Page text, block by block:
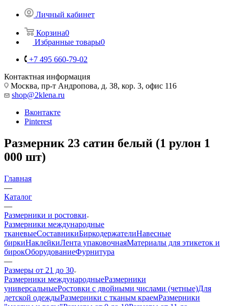
Личный кабинет
Корзина0
Избранные товары0
+7 495 660-79-02
Контактная информация
Москва, пр-т Андропова, д. 38, кор. 3, офис 116
shop@2klena.ru
Вконтакте
Pinterest
Размерник 23 сатин белый (1 рулон 1
000 шт)
Главная
—
Каталог
—
Размерники и ростовки
Размерники международные
тканевыеСоставникиБиркодержателиНавесные
биркиНаклейкиЛента упаковочнаяМатериалы для этикеток и
бирокОборудованиеФурнитура
—
Размеры от 21 до 30
Размерники международныеРазмерники
универсальныеРостовки с двойными числами (четные)Для
детской одеждыРазмерники с тканым краемРазмерники